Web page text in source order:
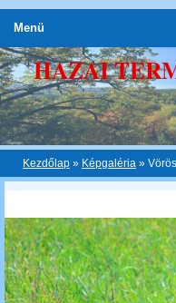
HAZAI
Kezdőlap » Képgaléria »
Menü